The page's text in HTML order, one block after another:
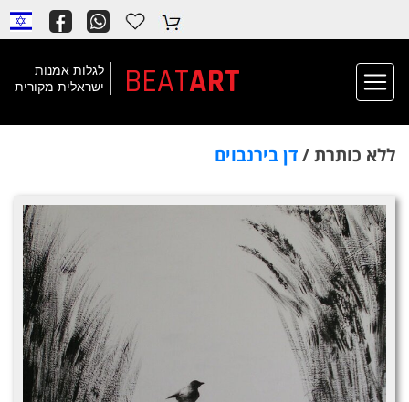
לגלות אמנות
ישראלית מקורית
ART
BEAT
ללא כותרת /דן בירנבוים